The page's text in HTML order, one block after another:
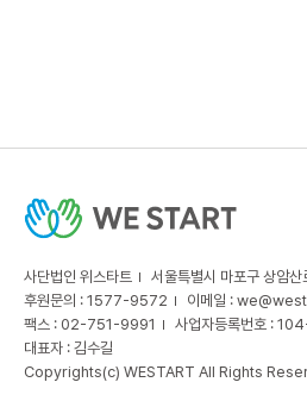
사단법인 위스타트
서울특별시 마포구 상암
후원문의 : 1577-9572
이메일 :
팩스 : 02-751-9991
사업자등록번호 :
대표자 : 김수길
Copyrights(c) WESTART All Rights